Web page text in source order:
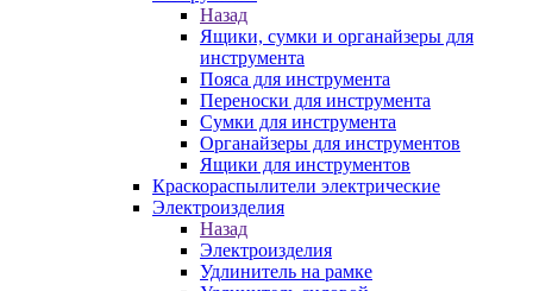
Назад
Ящики, сумки и органайзеры для
инструмента
Пояса для инструмента
Переноски для инструмента
Сумки для инструмента
Органайзеры для инструментов
Ящики для инструментов
Краскораспылители электрические
Электроизделия
Назад
Электроизделия
Удлинитель на рамке